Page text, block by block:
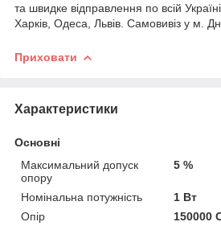
та швидке відправлення по всій
Харків, Одеса, Львів. Самовивіз у м.
Приховати
Характеристики
Основні
Максимальний допуск
опору
5 %
Номінальна потужність
1 Вт
Опір
150000